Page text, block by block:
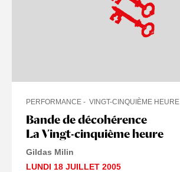
Bande de décohérence
La Vingt-cinquième heure
PERFORMANCE VINGT-CINQUIÈME HEURE
Gildas Milin
LUNDI 18 JUILLET 2005